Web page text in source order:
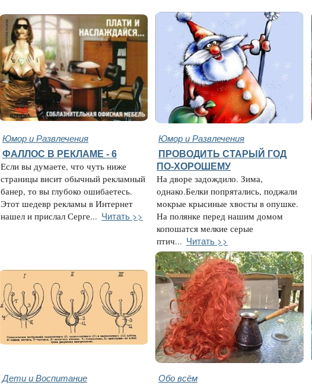
Юмор и Развлечения Юмор и Развлечения
ФАЛЛОС В РЕКЛАМЕ - 6
Если вы думаете, что чуть ниже
страницы висит обычный рекламный
банер, то вы глубоко ошибаетесь.
Этот шедевр рекламы в Интернет
нашел и прислал Серге... Читать >>
ПРОВОДИТЬ СТАРЫЙ ГОД
ПО-ХОРОШЕМУ
На дворе задождило. Зима,
однако.Белки попрятались, поджали
мокрые крысиные хвосты в опушке.
На полянке перед нашим домом
копошатся мелкие серые
птич... Читать >>
Дети и Воспитание Обо всём